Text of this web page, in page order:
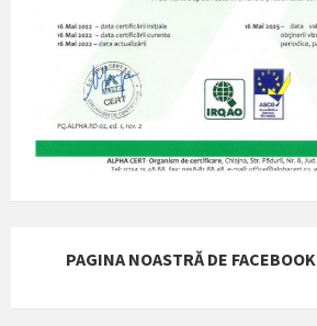
PAGINA NOASTRĂ DE FACEBOOK